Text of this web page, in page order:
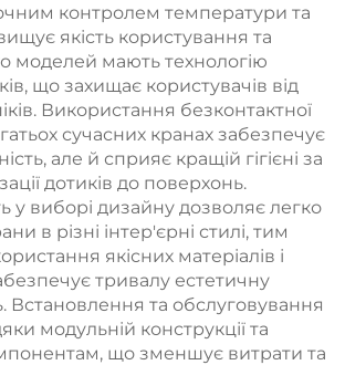
контролем температури та
якість користування та
моделей мають технологію
що захищає користувачів від
Використання безконтактної
сучасних кранах забезпечує
але й сприяє кращій гігієні за
дотиків до поверхонь.
у виборі дизайну дозволяє легко
в різні інтер'єрні стилі, тим
якісних матеріалів і
тривалу естетичну
Встановлення та обслуговування
модульній конструкції та
що зменшує витрати та